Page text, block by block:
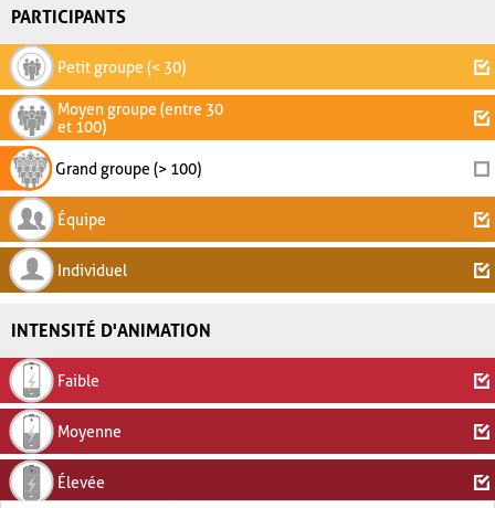
PARTICIPANTS
Petit groupe (< 30)
Moyen groupe (entre 30
et 100)
Grand groupe (> 100)
Équipe
Individuel
INTENSITÉ D'ANIMATION
Faible
Moyenne
Élevée